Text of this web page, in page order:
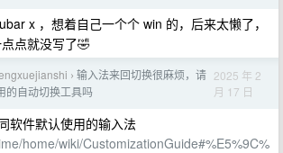
x ，想着自己一个个 win 的，后来太懒了，
点就没写了🤣
› 输入法来回切换很麻烦，请
的自动切换工具吗
2025 年 2
月 17 日
软件默认使用的输入法
home/wiki/CustomizationGuide#%E5%9C%